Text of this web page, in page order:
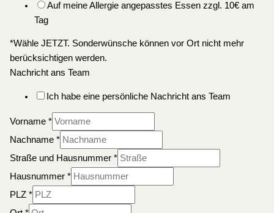
Auf meine Allergie angepasstes Essen zzgl. 10€ am
Tag
*Wähle JETZT. Sonderwünsche können vor Ort nicht mehr
berücksichtigen werden.
Nachricht ans Team
Ich habe eine persönliche Nachricht ans Team
Vorname *
Nachname *
Straße und Hausnummer *
Hausnummer *
PLZ *